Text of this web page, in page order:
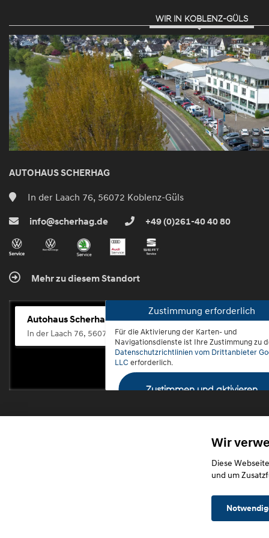
WIR IN KOBLENZ-GÜLS
AUTOHAUS SCHERHAG
In der Laach 76, 56072 Koblenz-Güls
info@scherhag.de +49 (0)261-40 40 80
Mehr zu diesem Standort
Autohaus Scherhag
In der Laach 76, 56072 Koblenz-Güls
Zustimmung erforderlich
Für die Aktivierung der Karten- und
Navigationsdienste ist Ihre Zustimmung zu
Datenschutzrichtlinien vom Drittanbieter
LLC erforderlich.
Zustimmen und aktivieren
Startseite
Wir
Diese
und um